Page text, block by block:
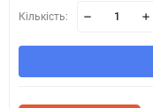
Кількість: